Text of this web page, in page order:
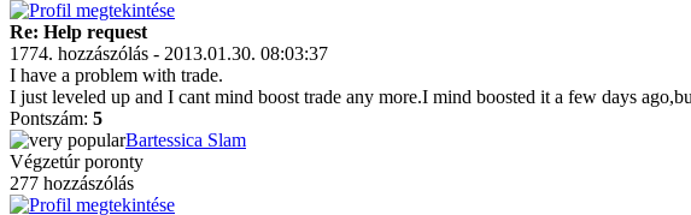
Re: Help request
1774. hozzászólás - 2013.01.30. 08:03:37
I have a problem with trade.
I just leveled up and I cant mind boost trade any more.I mind boosted it a few days
Pontszám: 5
Bartessica Slam
Végzetúr poronty
277 hozzászólás